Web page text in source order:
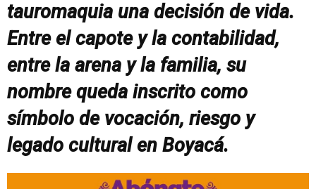
tauromaquia una decisión de vida.
Entre el capote y la contabilidad,
entre la arena y la familia, su
nombre queda inscrito como
símbolo de vocación, riesgo y
legado cultural en Boyacá.